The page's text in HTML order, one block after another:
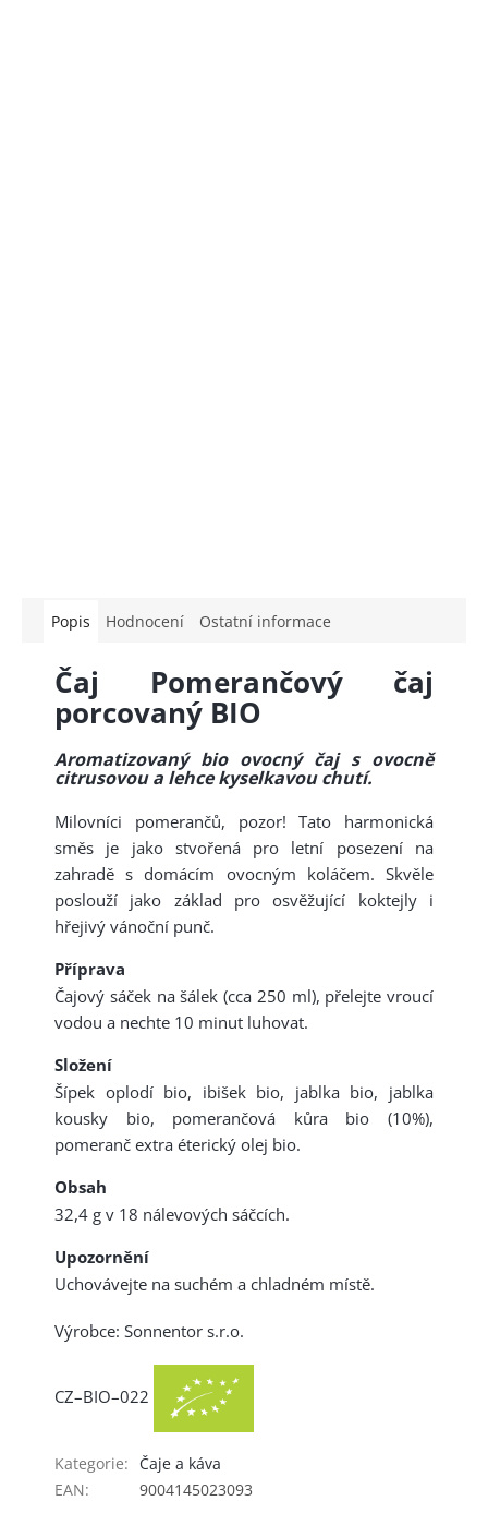
Popis Hodnocení Ostatní informace
Čaj Pomerančový čaj
porcovaný BIO
Aromatizovaný bio ovocný čaj s ovocně
citrusovou a lehce kyselkavou chutí.
Milovníci pomerančů, pozor! Tato harmonická
směs je jako stvořená pro letní posezení na
zahradě s domácím ovocným koláčem. Skvěle
poslouží jako základ pro osvěžující koktejly i
hřejivý vánoční punč.
Příprava
Čajový sáček na šálek (cca 250 ml), přelejte vroucí
vodou a nechte 10 minut luhovat.
Složení
Šípek oplodí bio, ibišek bio, jablka bio, jablka
kousky bio, pomerančová kůra bio (10%),
pomeranč extra éterický olej bio.
Obsah
32,4 g v 18 nálevových sáčcích.
Upozornění
Uchovávejte na suchém a chladném místě.
Výrobce: Sonnentor s.r.o.
CZ–BIO–022
Kategorie:
Čaje a káva
EAN: 9004145023093